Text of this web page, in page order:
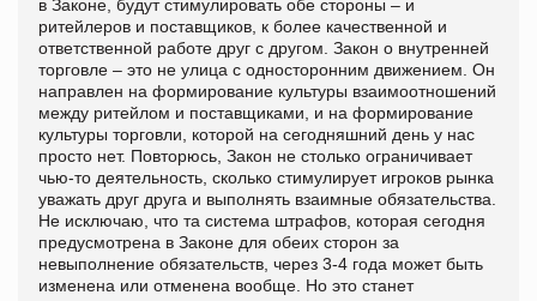
в Законе, будут стимулировать обе стороны – и
ритейлеров и поставщиков, к более качественной и
ответственной работе друг с другом. Закон о внутренней
торговле – это не улица с односторонним движением. Он
направлен на формирование культуры взаимоотношений
между ритейлом и поставщиками, и на формирование
культуры торговли, которой на сегодняшний день у нас
просто нет. Повторюсь, Закон не столько ограничивает
чью-то деятельность, сколько стимулирует игроков рынка
уважать друг друга и выполнять взаимные обязательства.
Не исключаю, что та система штрафов, которая сегодня
предусмотрена в Законе для обеих сторон за
невыполнение обязательств, через 3-4 года может быть
изменена или отменена вообще. Но это станет